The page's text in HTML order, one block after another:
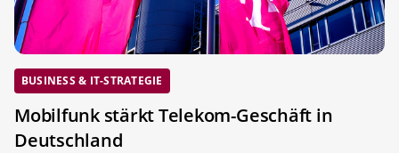
BUSINESS & IT-STRATEGIE
Mobilfunk stärkt Telekom-Geschäft in
Deutschland